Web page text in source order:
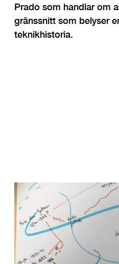
Prado som handlar om
gränssnitt som belyser
teknikhistoria.